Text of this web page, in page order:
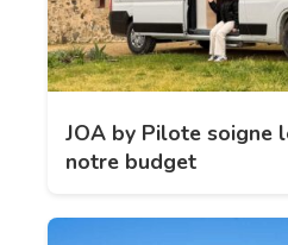
JOA by Pilote soigne
notre budget